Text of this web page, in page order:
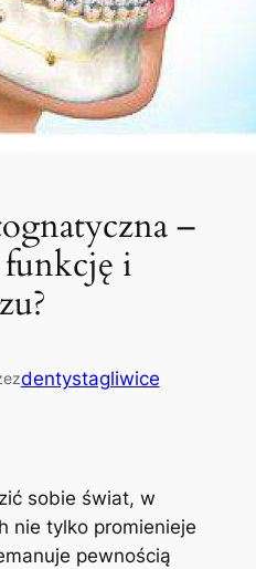
–
i
dentystagliwice
sobie świat, w
nie ‌tylko‍ promienieje
pewnością